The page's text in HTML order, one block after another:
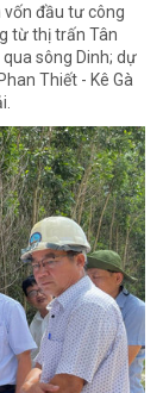
vốn đầu tư công
từ thị trấn Tân
sông Dinh; dự
Thiết - Kê Gà